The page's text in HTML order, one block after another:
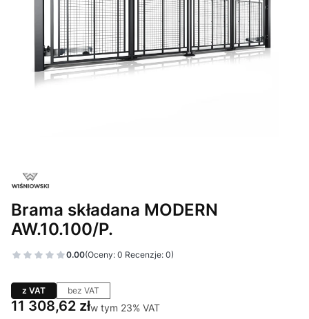
Brama składana MODERN
AW.10.100/P.
0.00(Oceny: 0 Recenzje: 0)
z VAT bez VAT
Cena
11 308,62 złw tym 23% VAT
w tym 23% VAT